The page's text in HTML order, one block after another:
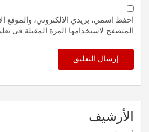
احفظ اسمي، بريدي الإلكتروني، والموقع
المتصفح لاستخدامها المرة المقبلة في
الأرشيف